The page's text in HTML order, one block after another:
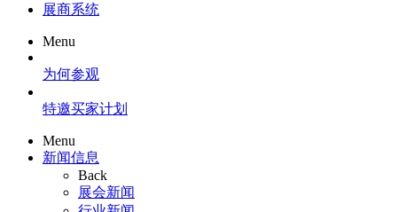
展商系统
Menu
为何参观
特邀买家计划
Menu
新闻信息
Back
展会新闻